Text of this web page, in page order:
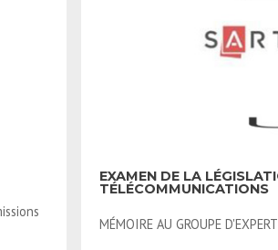
EXAMEN DE LA
TÉLÉCOMMUNICATIONS
MÉMOIRE AU GROUPE